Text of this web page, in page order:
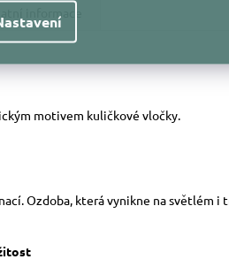
informace
motivem kuličkové vločky.
Ozdoba, která vynikne na světlém